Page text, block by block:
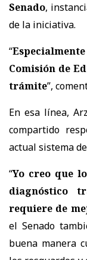
Senado,
de la iniciativa.
“
Comisión de
trámite”,
En esa línea,
compartido
actual sistema
“Yo creo que
diagnóstico
requiere de
el Senado
buena manera